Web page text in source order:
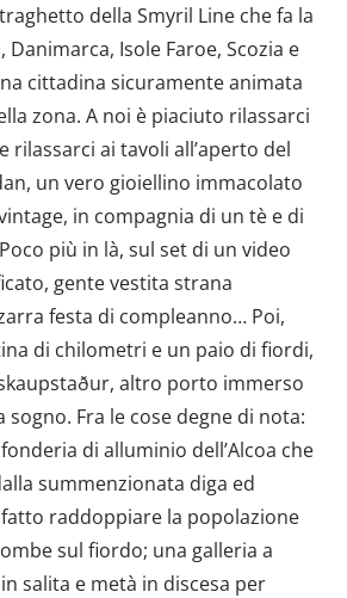
della Smyril Line che fa la
Isole Faroe, Scozia e
cittadina sicuramente animata
zona. A noi è piaciuto rilassarci
rilassarci ai tavoli all’aperto del
un vero gioiellino immacolato
in compagnia di un tè e di
più in là, sul set di un video
gente vestita strana
festa di compleanno… Poi,
di chilometri e un paio di fiordi,
altro porto immerso
sogno. Fra le cose degne di nota:
di alluminio dell’Alcoa che
summenzionata diga ed
raddoppiare la popolazione
sul fiordo; una galleria a
salita e metà in discesa per